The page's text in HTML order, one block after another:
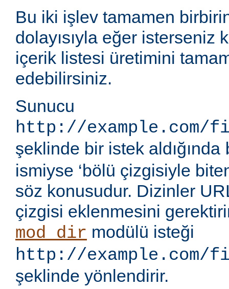
Bu iki işlev tamamen
dolayısıyla eğer isterseniz
içerik listesi üretimini
edebilirsiniz.
Sunucu
http://
şeklinde bir istek aldığında
ismiyse ‘bölü çizgisiyle
söz konusudur. Dizinler
çizgisi eklenmesini
mod_dir modülü isteği
http://
şeklinde yönlendirir.